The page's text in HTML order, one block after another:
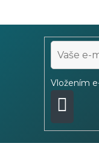
Vložením